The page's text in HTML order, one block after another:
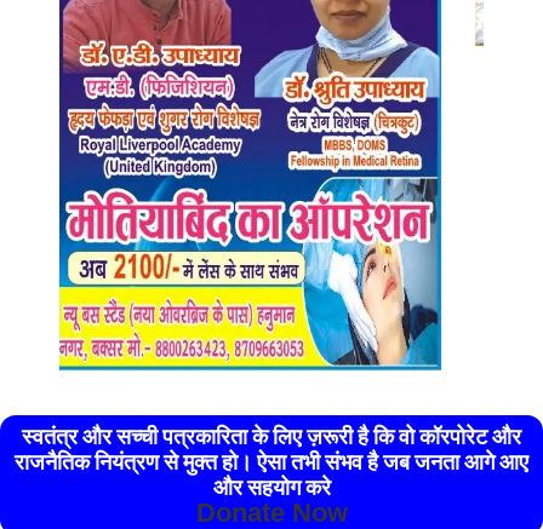
स्वतंत्र और सच्ची पत्रकारिता के लिए ज़रूरी है कि वो कॉरपोरेट और
राजनैतिक नियंत्रण से मुक्त हो। ऐसा तभी संभव है जब जनता आगे आए
और सहयोग करे
Donate Now